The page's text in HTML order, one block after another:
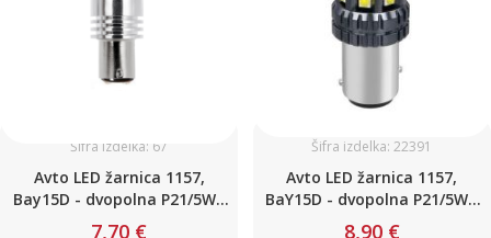
Šifra izdelka: 67
Avto LED žarnica 1157,
Bay15D - dvopolna P21/5W /
Hladno bela / 3 LED / 3W / 12V
7,70 €
Šifra izdelka: 22391
Avto LED žarnica 1157,
BaY15D - dvopolna P21/5W /
8,90 €